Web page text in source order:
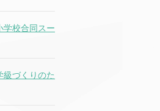
学校合同スー
級づくりのた